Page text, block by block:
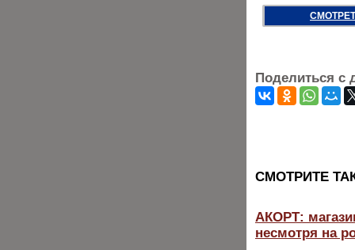
Поделиться с
CМОТРИТЕ
АКОРТ:
несмотря на